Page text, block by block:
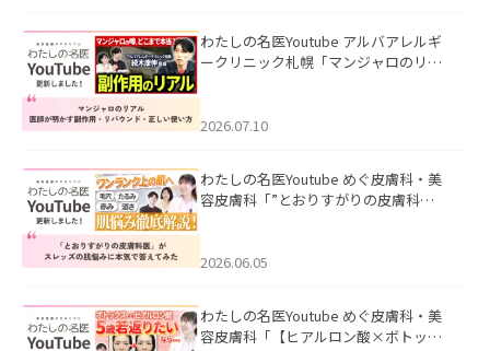
わたしの名医Youtube アルバアレルギ
ークリニック札幌「マンジャロのリア
た。
2026.07.10
わたしの名医Youtube めぐ皮膚科・美
容皮膚科「”とおりすがりの皮膚科
2026.06.05
わたしの名医Youtube めぐ皮膚科・美
容皮膚科「【ヒアルロン酸×ボトック